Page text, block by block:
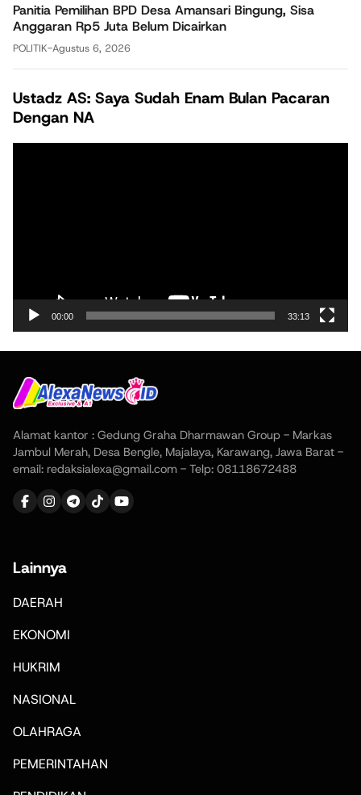
Panitia Pemilihan BPD Desa Amansari Bingung, Sisa
Anggaran Rp5 Juta Belum Dicairkan
POLITIK-Agustus 6, 2026
Ustadz AS: Saya Sudah Enam Bulan Pacaran
Dengan NA
00:00 33:13
Alamat kantor : Gedung Graha Dharmawan Group - Markas
Jambul Merah, Desa Bengle, Majalaya, Karawang, Jawa Barat -
email: redaksialexa@gmail.com - Telp: 08118672488
Lainnya
DAERAH
EKONOMI
HUKRIM
NASIONAL
OLAHRAGA
PEMERINTAHAN